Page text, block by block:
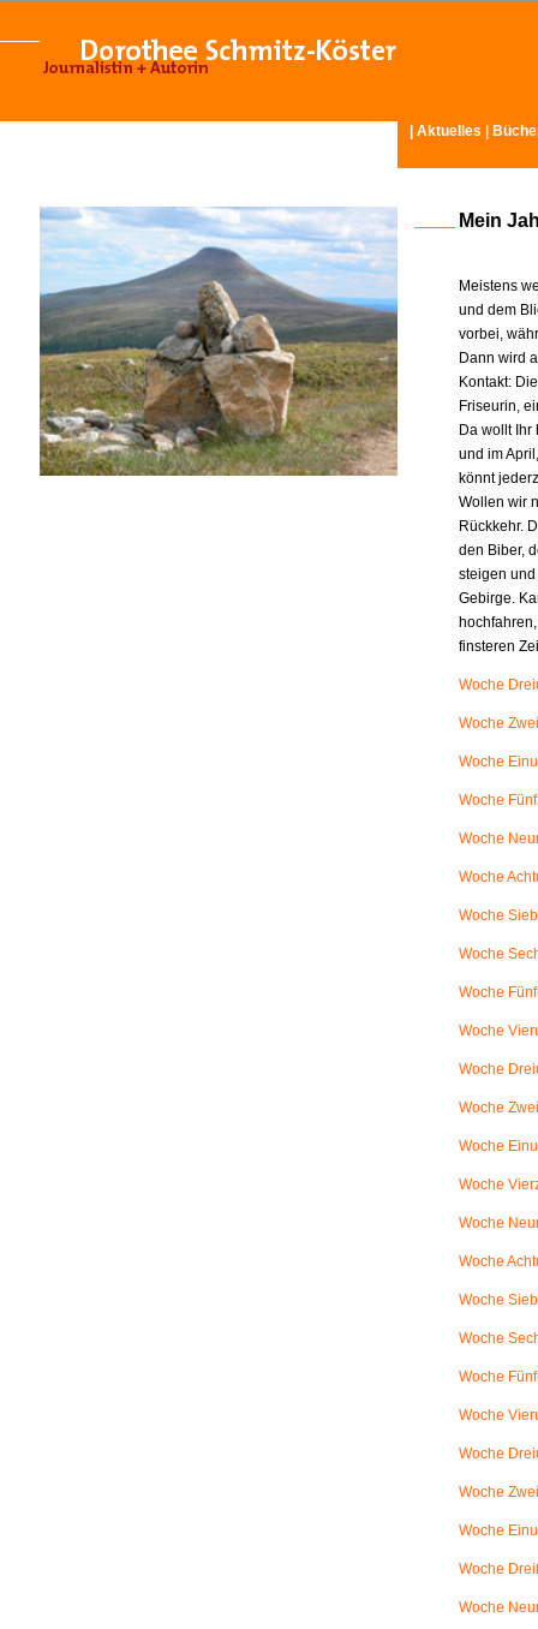
Aktuelles
Mein
Meistens
und dem
vorbei,
Dann wird
Kontakt:
Friseurin,
Da wollt
und im
könnt
Wollen wir
Rückkehr.
den Biber,
steigen
Gebirge.
finsteren
Woche
Woche
Woche
Woche
Woche
Woche
Woche
Woche
Woche
Woche
Woche
Woche
Woche
Woche
Woche
Woche
Woche
Woche
Woche
Woche
Woche
Woche
Woche
Woche
Woche